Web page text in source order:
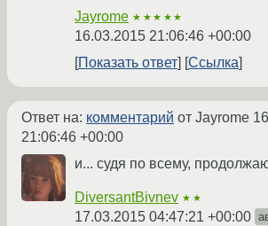
Jayrome ★★★★★
16.03.2015 21:06:46 +00:00
Показать ответ
Ссылка
Ответ на: комментарий от Jayrome
21:06:46 +00:00
и... судя по всему,
DiversantBivnev ★★
17.03.2015 04:47:21 +00:00